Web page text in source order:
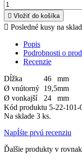
 Vložiť do košíka
 Posledné kusy na
Popis
Podrobnosti o
Recenzie
Dĺžka 46
mm
Ø vnútorný 19,5mm
Ø vonkajší
24
mm
Kód produktu 5-22-101-
Na sklade 3 ks.
NapÍśte prvú recenziu
Ďalšie produkty v